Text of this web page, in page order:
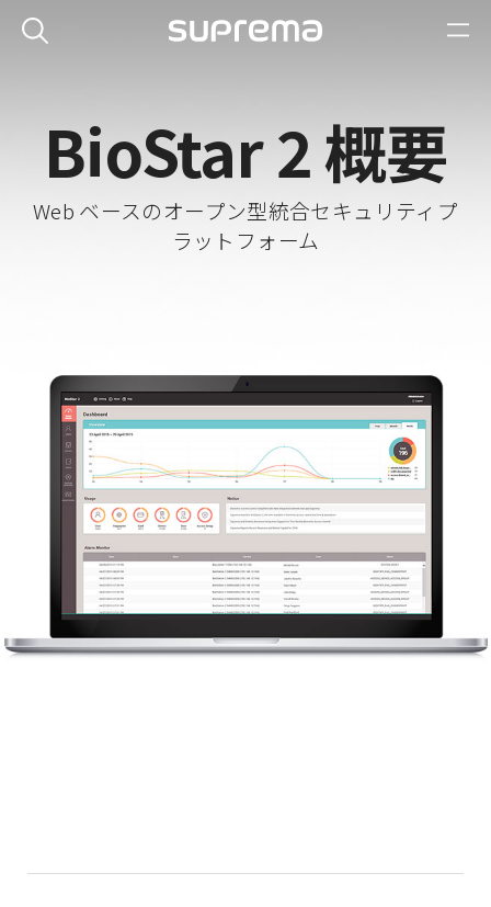
BioStar 2 概要
Web ベースのオープン型統合セキュリティプ
ラットフォーム